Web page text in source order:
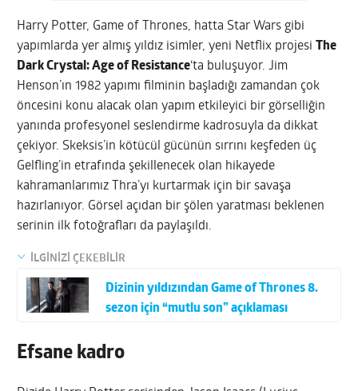
Harry Potter, Game of Thrones, hatta Star Wars gibi
yapımlarda yer almış yıldız isimler, yeni Netflix projesi
The
Dark Crystal: Age of Resistance‘ta buluşuyor. Jim
Henson’ın 1982 yapımı filminin başladığı zamandan çok
öncesini konu alacak olan yapım etkileyici bir görselliğin
yanında profesyonel seslendirme kadrosuyla da dikkat
çekiyor. Skeksis’in kötücül gücünün sırrını keşfeden üç
Gelfling’in etrafında şekillenecek olan hikayede
kahramanlarımız Thra’yı kurtarmak için bir savaşa
hazırlanıyor. Görsel açıdan bir şölen yaratması beklenen
serinin ilk fotoğrafları da paylaşıldı.
İLGİNİZİ ÇEKEBİLİR
Dizinin yıldızından Game of Thrones 8.
sezon için “mutlu son” açıklaması
Efsane kadro